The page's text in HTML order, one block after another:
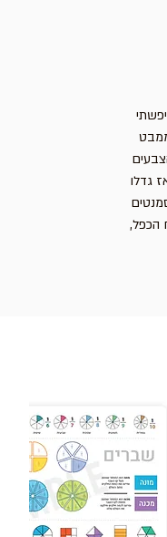
גדלו
הכפל,